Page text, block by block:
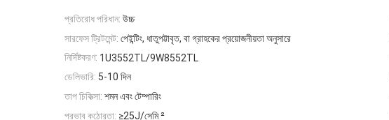
প্রতিরোধ পরিধান: উচ্চ
সারফেস ট্রিটমেন্ট: পেইন্টিং, ধাতুপট্টাবৃত, বা গ্রাহকের প্রয়োজনীয়তা অনুসারে
নির্দিষ্টকরণ: 1U3552TL/9W8552TL
ডেলিভারি: 5-10 দিন
তাপ চিকিত্সা: শমন এবং টেম্পারিং
প্রভাব কঠোরতা: ≥25J/সেমি ²